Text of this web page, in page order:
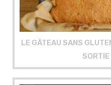
LE GÂTEAU SANS
SORTIE